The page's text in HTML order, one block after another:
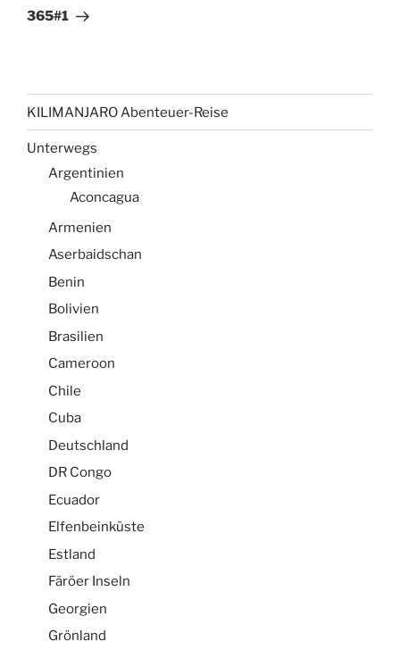
Beitrag
365#1
KILIMANJARO Abenteuer-Reise
Unterwegs
Argentinien
Aconcagua
Armenien
Aserbaidschan
Benin
Bolivien
Brasilien
Cameroon
Chile
Cuba
Deutschland
DR Congo
Ecuador
Elfenbeinküste
Estland
Färöer Inseln
Georgien
Grönland